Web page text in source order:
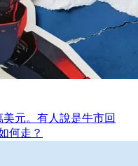
元。有人說是牛市回
何走？